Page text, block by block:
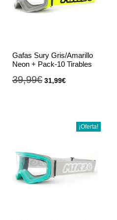
Gafas Sury Gris/Amarillo
Neon + Pack-10 Tirables
39,99€ 31,99€
¡Oferta!